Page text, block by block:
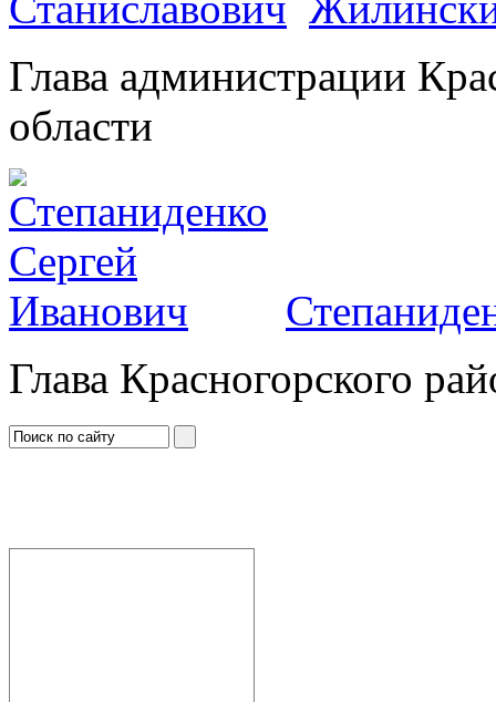
Глава администрации
области
Глава Красногорского